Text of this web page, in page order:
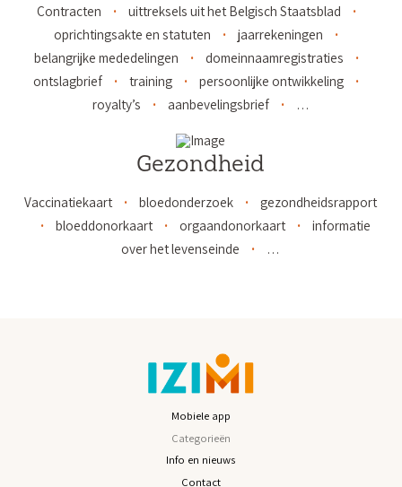
Contracten
uittreksels uit het Belgisch Staatsblad
oprichtingsakte en statuten
jaarrekeningen
belangrijke mededelingen
domeinnaamregistraties
ontslagbrief
training
persoonlijke ontwikkeling
royalty’s
aanbevelingsbrief …
Gezondheid
Vaccinatiekaart bloedonderzoek
gezondheidsrapport
bloeddonorkaart
orgaandonorkaart
informatie
over het levenseinde
…
Mobiele app
Categorieën
Info en nieuws
Contact